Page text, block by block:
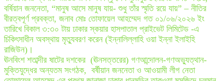
বর্ষিয়ান জননেতা, “মানুষ আসে মানুষ যায়- শুধু তাঁর স্মৃতি রয়ে যায়” – নীতির
বীরত্বপূর্ণ প্রবক্তা, জনাব মোঃ তোফায়েল আহম্মেদ গত ০১/০৬/২০২৬ ইং
তারিখে বিকাল ৩:৩০ টায় ঢাকার স্কয়ার হাসপাতাল প্রাইভেট লিমিটেড -এ
চিকিৎসাধীন অবস্থায় মৃত্যুবরণ করেন (ইন্নালিল্লাহি ওয়া ইন্না ইলাইহি
রাজিউন)।
ঊনবিংশ শতাব্দীর ষাটের দশকের (ঊনসত্তরের) গণআন্দোলন-গণঅভ্যুত্থান-
মুক্তিযুদ্ধের অন্যতম সংগঠক, বর্ষীয়ান জননেতা ও আওয়ামী লীগ নেতা